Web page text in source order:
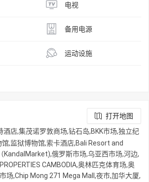
电视
备用电源
运动设施
打开地图
酒店,集茂诺罗敦商场,钻石岛,BKK市场,独立纪
,监狱博物馆,索卡酒店,Bali Resort and
KandalMarket),俄罗斯市场,乌亚西市场,河边,
CAMBODIA,奥林匹克体育场,奥
场,Chip Mong 271 Mega Mall,夜市,加华大厦,